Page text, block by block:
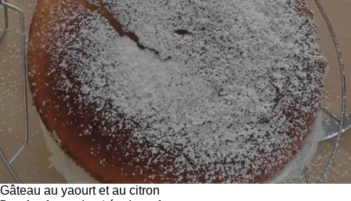
Gâteau au yaourt et au citron